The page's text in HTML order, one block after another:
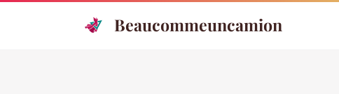
Beaucommeuncamion